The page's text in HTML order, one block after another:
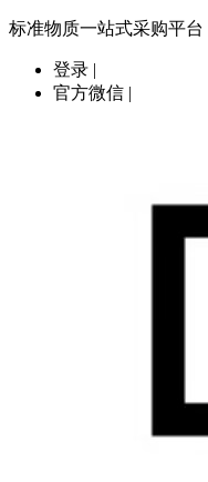
标准物质一站式采购平台
登录 |
官方微信 |